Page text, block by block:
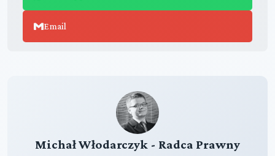
Email
Michał Włodarczyk - Radca Prawny